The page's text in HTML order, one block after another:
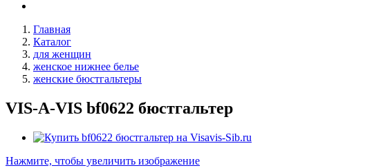
Главная
Каталог
для женщин
женское нижнее белье
женские бюстгальтеры
VIS-A-VIS bf0622 бюстгальтер
Нажмите, чтобы увеличить изображение